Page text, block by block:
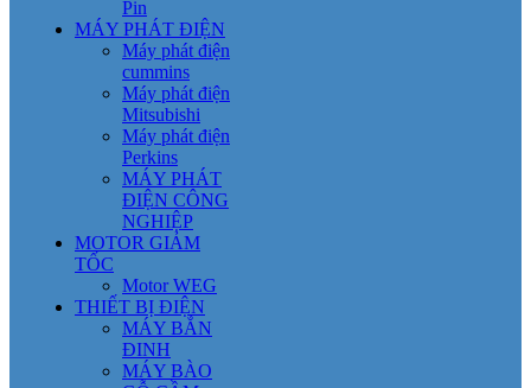
Pin
MÁY PHÁT ĐIỆN
Máy phát điện
cummins
Máy phát điện
Mitsubishi
Máy phát điện
Perkins
MÁY PHÁT
ĐIỆN CÔNG
NGHIỆP
MOTOR GIẢM
TỐC
Motor WEG
THIẾT BỊ ĐIỆN
MÁY BẮN
ĐINH
MÁY BÀO